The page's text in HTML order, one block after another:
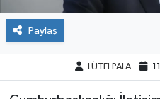
Paylaş
LÜTFİ PALA